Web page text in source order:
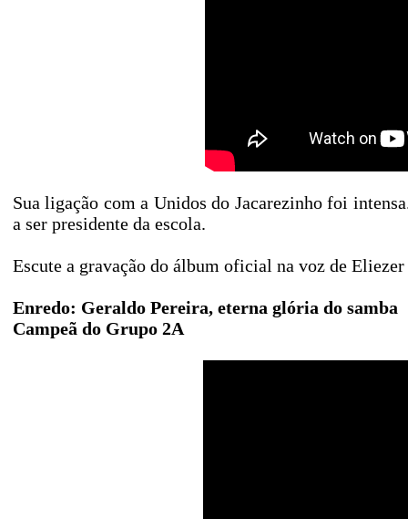
Sua ligação com a Unidos do Jacarezinho foi
a ser presidente da escola.
Escute a gravação do álbum oficial na voz de
Enredo: Geraldo Pereira, eterna glória do samba
Campeã do Grupo 2A